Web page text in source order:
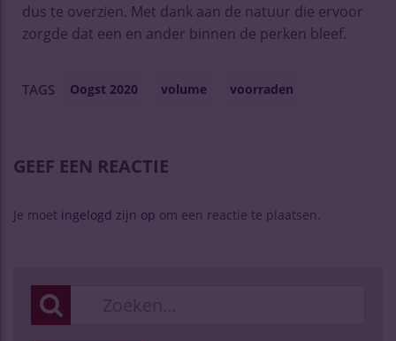
dus te overzien. Met dank aan de natuur die ervoor
zorgde dat een en ander binnen de perken bleef.
TAGS Oogst 2020 volume voorraden
GEEF EEN REACTIE
Je moet ingelogd zijn op om een reactie te plaatsen.